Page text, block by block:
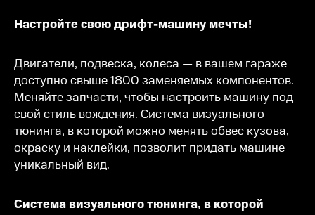
Настройте свою дрифт-машину мечты!
Двигатели, подвеска, колеса — в вашем гараже
доступно свыше 1800 заменяемых компонентов.
Меняйте запчасти, чтобы настроить машину под
свой стиль вождения. Система визуального
тюнинга, в которой можно менять обвес кузова,
окраску и наклейки, позволит придать машине
уникальный вид.
Система визуального тюнинга, в которой